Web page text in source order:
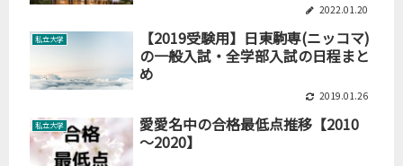
2022.01.20
私立大学
【2019受験用】日東駒専(ニッコマ)
の一般入試・全学部入試の日程まと
め
2019.01.26
私立大学
愛愛名中の合格最低点推移【2010
～2020】